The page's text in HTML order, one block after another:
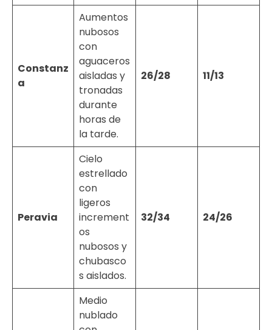
Constanz
a
Aumentos
nubosos
con
aguaceros
aisladas y
tronadas
durante
horas de
la tarde.
26/28 11/13
Peravia
Cielo
estrellado
con
ligeros
increment
os
nubosos y
chubasco
s aislados.
32/34 24/26
Medio
nublado